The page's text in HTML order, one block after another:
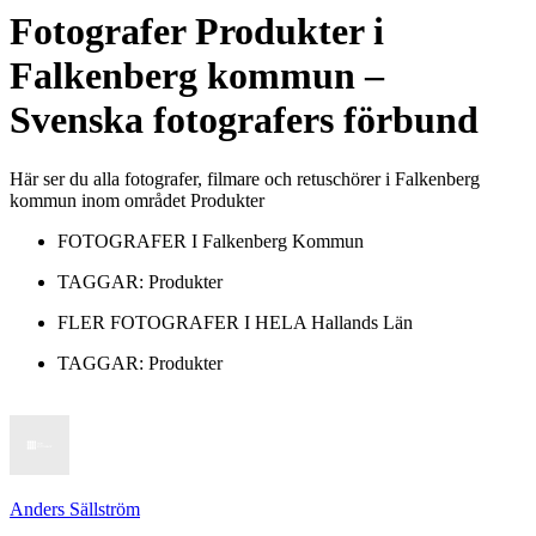
FotograferProdukteri
Falkenberg kommun–
Svenska fotografers förbund
Här ser du alla fotografer, filmare och retuschörer i Falkenberg
kommun inom området Produkter
FOTOGRAFER I Falkenberg Kommun
TAGGAR: Produkter
FLER FOTOGRAFER I HELA Hallands Län
TAGGAR: Produkter
Anders Sällström